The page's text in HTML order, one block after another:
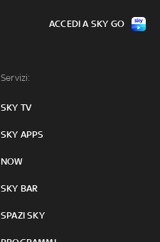
Servizi:
SKY TV
SKY APPS
NOW
SKY BAR
SPAZI SKY
ACCEDI A SKY GO